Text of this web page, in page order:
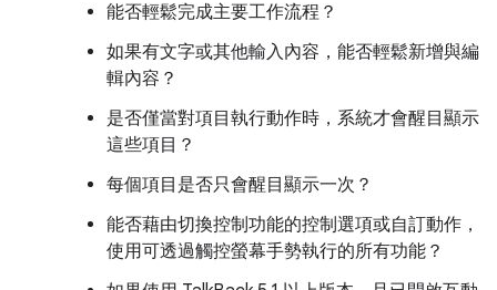
能否輕鬆完成主要工作流程？
如果有文字或其他輸入內容，能否輕鬆新增與編
輯內容？
是否僅當對項目執行動作時，系統才會醒目顯示
這些項目？
每個項目是否只會醒目顯示一次？
能否藉由切換控制功能的控制選項或自訂動作，
使用可透過觸控螢幕手勢執行的所有功能？